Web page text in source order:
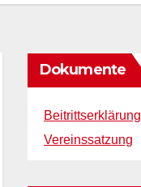
Dokumente
Beitrittserklärung
Vereinssatzung